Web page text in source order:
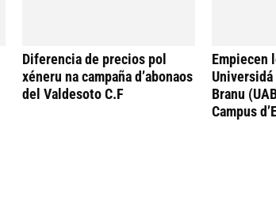
Diferencia de precios pol
xéneru na campaña d’abonaos
del Valdesoto C.F
Empiecen
Branu
Campus